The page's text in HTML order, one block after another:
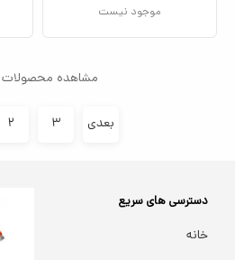
موجود نیست
مشاهده محصولات
۲ ۳ بعدی
دسترسی های سریع
خانه